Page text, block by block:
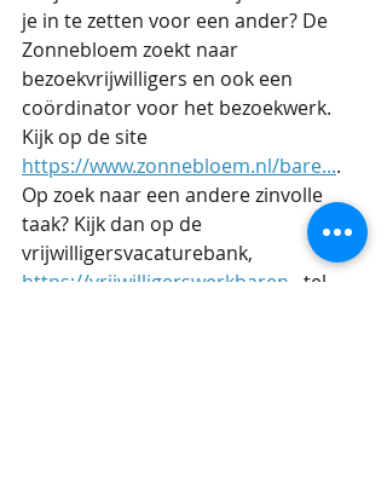
je in te zetten voor een ander? De
Zonnebloem zoekt naar
bezoekvrijwilligers en ook een
coördinator voor het bezoekwerk.
Kijk op de site
https://www.zonnebloem.nl/bare....
Op zoek naar een andere zinvolle
taak? Kijk dan op de
vrijwilligersvacaturebank,
https://vrijwilligerswerkbaren... tel.